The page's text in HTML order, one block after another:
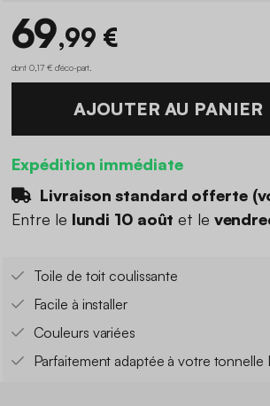
69,99 €
dont 0,17 € d'éco-part
AJOUTER AU PANIER
Expédition immédiate
Livraison standard offerte (
Entre le lundi 10 août et le
Toile de toit coulissante
Facile à installer
Couleurs variées
Parfaitement adaptée à votre tonnelle